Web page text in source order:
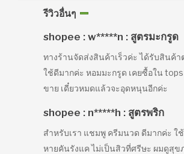
รีวิวอื่นๆ
shopee : w*****n : สูตรมะกรูด
ทางร้านจัดส่งสินค้าเร็วค่ะ ได้รับสินค้
ใช้ดีมากค่ะ หอมมะกรูด เคยซื้อใน
ขาย เดี๋ยวหมดแล้วจะอุดหนุนอีกค่ะ
shopee : n*****h : สูตรพริก
สำหรับเรา แชมพู ครีมนวด ดีมากค่ะ ใ
หายคันรังแค ไม่เป็นสิวที่ศรีษะ ผมดูสุข